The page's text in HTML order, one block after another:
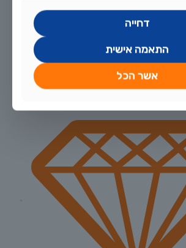
כדי לשלב עיצוב מהמם בבית
דחייה
התאמה אישית
אשר הכל